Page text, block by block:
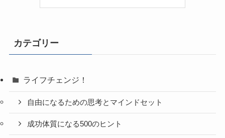
カテゴリー
ライフチェンジ！
自由になるための思考とマインドセット
成功体質になる500のヒント